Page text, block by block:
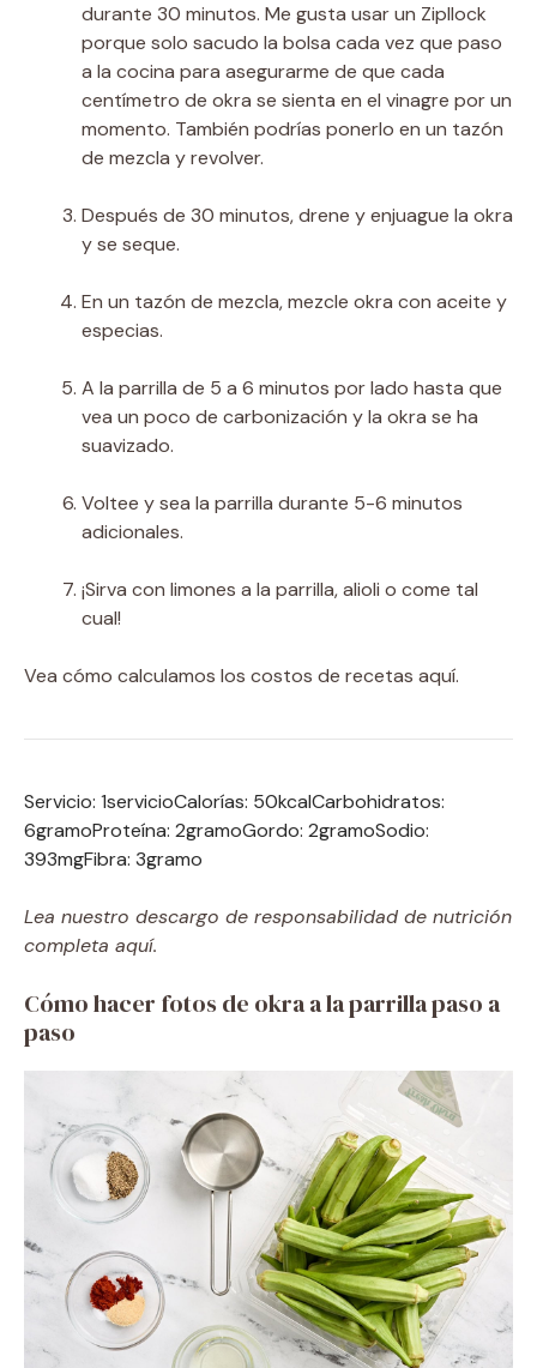
durante 30 minutos. Me gusta usar un Zipllock
porque solo sacudo la bolsa cada vez que paso
a la cocina para asegurarme de que cada
centímetro de okra se sienta en el vinagre por un
momento. También podrías ponerlo en un tazón
de mezcla y revolver.
Después de 30 minutos, drene y enjuague la okra
y se seque.
En un tazón de mezcla, mezcle okra con aceite y
especias.
A la parrilla de 5 a 6 minutos por lado hasta que
vea un poco de carbonización y la okra se ha
suavizado.
Voltee y sea la parrilla durante 5-6 minutos
adicionales.
¡Sirva con limones a la parrilla, alioli o come tal
cual!
Vea cómo calculamos los costos de recetas aquí.
Servicio: 1servicioCalorías: 50kcalCarbohidratos:
6gramoProteína: 2gramoGordo: 2gramoSodio:
393mgFibra: 3gramo
Lea nuestro descargo de responsabilidad de nutrición
completa aquí.
Cómo hacer fotos de okra a la parrilla paso a
paso